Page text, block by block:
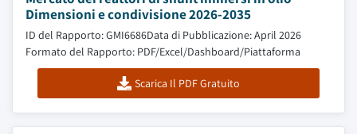
Dimensioni e condivisione 2026-2035
ID del Rapporto: GMI6686Data di Pubblicazione: April 2026
Formato del Rapporto: PDF/Excel/Dashboard/Piattaforma
Scarica Il PDF Gratuito